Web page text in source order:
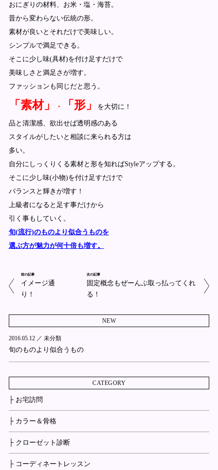
おにぎりの材料、お米・塩・海苔。
昔から変わらない伝統の形。
素材が良いとそれだけで美味しい。
シンプルで満足できる。
そこに少し味(具材)を付け足すだけで
美味しさと満足さが増す。
ファッションも同じだと思う。
「素材」 ・ 「形」 を大切に！
品と清潔感、欲出せば透明感のある
スタイルがしたいと相談に来られる方は
多い。
自分にしっくりくる素材と形を知ればStyleアップする。
そこに少し味(小物)を付け足すだけで
バランスと輝きが増す！
上級者になると足す事だけから
引く事もしていく。
旬(流行)のものより似合うものを
選ぶ方が魅力が何十倍も増す。
前の記事
イメージ通
り！
次の記事
固定概念もぜーんぶ取っ払ってくれ
る！
NEW
2016.05.12 ／ 未分類
旬のものより似合うもの
CATEGORY
├ お宅訪問
├ カラー＆骨格
├ クローゼット診断
├ コーディネートレッスン